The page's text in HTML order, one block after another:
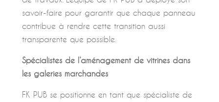
savoir-faire pour garantir que chaque panneau
contribue à rendre cette transition aussi
transparente que possible.
Spécialistes de l’aménagement de vitrines dans
les galeries marchandes
FK PUB se positionne en tant que spécialiste de